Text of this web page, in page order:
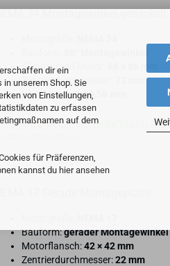
dir ein
unserem Shop. Sie
von Einstellungen,
zu erfassen
auf dem
für Präferenzen,
kannst du hier ansehen
34 Mon­ta­ge­win­kel ge­win­kelt
Flan­sch­maß Motor:
Zen­trier­durch­mes­ser:
Loch­ab­stand:69,58 mm
IN CA. 4-5 WERKTAGEN BEI
Bau­form:ge­ra­der Mon­ta­ge­win­kel
Mo­tor­flansch:42 × 42 mm
Zen­trier­durch­mes­ser:22 mm